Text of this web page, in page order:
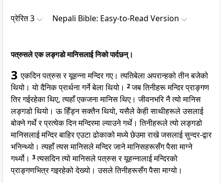
प्रेरित 3 Nepali Bible: Easy-to-Read Version
पत्रुसले एक लङ्गडो मानिसलाई निको पार्दछन्।
3एकदिन पत्रुस र यूहन्ना मन्दिर गए। त्यतिबेला अपरान्हको तीन बजेको
थियो। यो दैनिक प्रार्थना गर्ने बेला थियो। 2जब तिनीहरू मन्दिर प्राङ्गण
तिर गईरहेका थिए, त्यहाँ एकजना मानिस थिए। जीवनभरि नै त्यो मानिस
लङ्गडो थियो। ऊ हिँड्न सक्तैन थियो, यसैले केही साथीहरूले उसलाई
बोक्ने गर्थे र प्रत्येक दिन मन्दिरमा ल्याउने गर्थे। तिनीहरूले त्यो लङ्गडो
मानिसलाई मन्दिर बाहिर एउटा ढोकाको मध्ये छेउमा राखे जसलाई सुन्दर-द्वार
भनिन्थ्यो। त्यहाँ त्यस मानिसले मन्दिर जाने मानिसहरूसँग पैसा माग्ने
गर्थ्यो। 3त्यसदिन त्यो मानिसले पत्रुस र यूहन्नालाई मन्दिरको
प्राङ्गणभित्र गइरहेको देख्यो। उसले तिनीहरूसँग पैसा माग्यो।